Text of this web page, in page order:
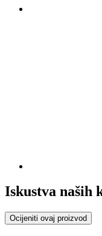
Iskustva naših
Ocijeniti ovaj proizvod